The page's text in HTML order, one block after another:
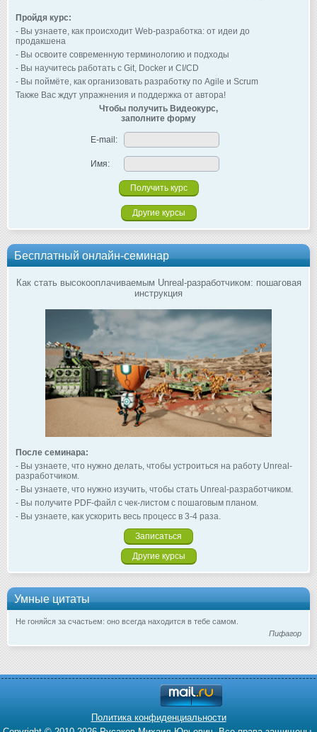
Пройдя курс:
- Вы узнаете, как происходит Web-разработка: от идеи до
продакшена
- Вы освоите современную терминологию и подходы
- Вы научитесь работать с Git, Docker и CI/CD
- Вы поймёте, как организовать разработку по Agile и Scrum
Также Вас ждут упражнения и поддержка от автора!
Чтобы получить Видеокурс,
заполните форму
E-mail:
Имя:
Другие курсы
Бесплатный онлайн-семинар
Как стать высокооплачиваемым Unreal-разработчиком: пошаговая
инструкция
После семинара:
- Вы узнаете, что нужно делать, чтобы устроиться на работу Unreal-
разработчиком.
- Вы узнаете, что нужно изучить, чтобы стать Unreal-разработчиком.
- Вы получите PDF-файл с чек-листом с пошаговым планом.
- Вы узнаете, как ускорить весь процесс в 3-4 раза.
Записаться
Другие курсы
Умные цитаты
Не гоняйся за счастьем: оно всегда находится в тебе самом.
Пифагор
Политика конфиденциальности